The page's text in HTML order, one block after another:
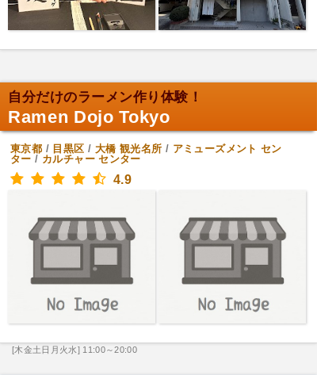
自分だけのラーメン作り体験！
Ramen Dojo Tokyo
東京都 / 目黒区 / 大橋 観光名所 / アミューズメント セン
ター / カルチャー センター
4.9
[木金土日月火水] 11:00～20:00